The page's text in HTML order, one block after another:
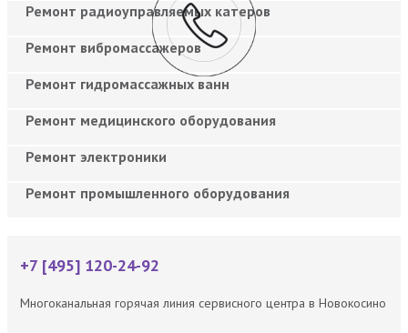
Ремонт радиоуправляемых катеров
Ремонт вибромассажеров
Ремонт гидромассажных ванн
Ремонт медицинского оборудования
Ремонт электроники
Ремонт промышленного оборудования
+7 [495] 120-24-92
Многоканальная горячая линия сервисного центра в Новокосино